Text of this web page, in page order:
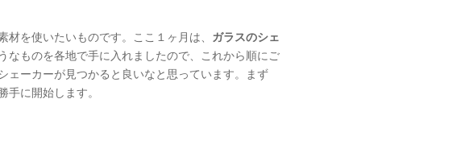
を使いたいものです。ここ１ヶ月は、 ガラスのシェ
なものを各地で手に入れましたので、これから順にご
ェーカーが見つかると良いなと思っています。まず
手に開始します。